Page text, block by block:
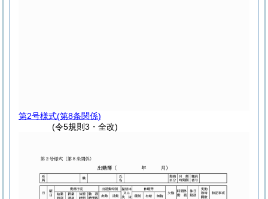
第2号様式(第8条関係)
(令5規則3・全改)